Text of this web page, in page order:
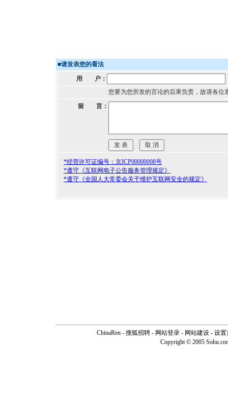
■请发表您的看法
用 户：
您要为您所发的言论的后果负责，故请各位
留 言：
*经营许可证编号：京ICP00000008号
*遵守《互联网电子公告服务管理规定》
*遵守《全国人大常委会关于维护互联网安全的规定》
ChinaRen - 搜狐招聘 - 网站登录 - 网站建设 - 设置
Copyright © 2005